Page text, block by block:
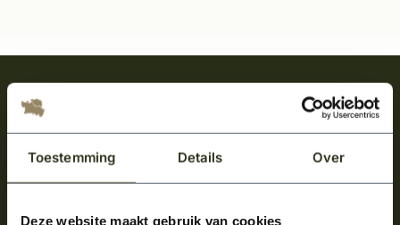
Toestemming Details Over
Deze website maakt gebruik van cookies
Meld je aan en ontvang het laatste nieuws
over onze kempische bouwstijl!
Aanmelden voor de nieuwsbrief